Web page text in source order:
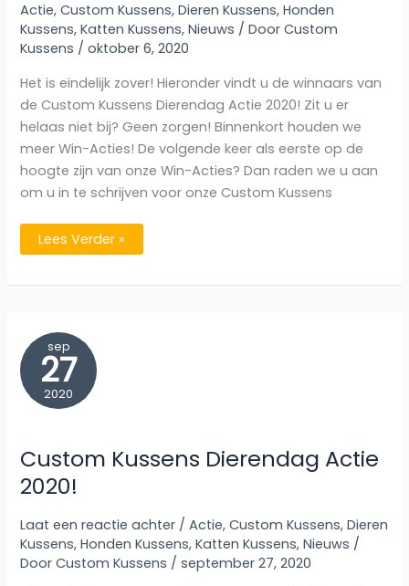
Actie,Custom Kussens,Dieren Kussens,Honden
Kussens,Katten Kussens,Nieuws / DoorCustom
Kussens /oktober 6, 2020
Het is eindelijk zover! Hieronder vindt u de winnaars van
de Custom Kussens Dierendag Actie 2020! Zit u er
helaas niet bij? Geen zorgen! Binnenkort houden we
meer Win-Acties! De volgende keer als eerste op de
hoogte zijn van onze Win-Acties? Dan raden we u aan
om u in te schrijven voor onze Custom Kussens
De
Winnaars
Custom
2020!
Lees Verder »
sep
27
2020
Custom Kussens Dierendag Actie
2020!
Laat een reactie achter /Actie,Custom Kussens,Dieren
Kussens,Honden Kussens,Katten Kussens,Nieuws /
DoorCustom Kussens /september 27, 2020